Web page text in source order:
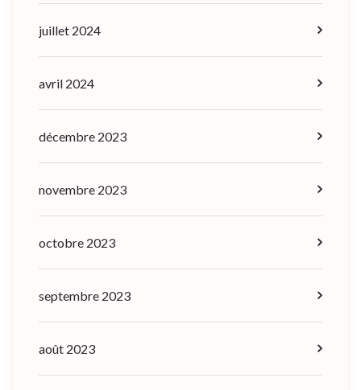
juillet 2024
avril 2024
décembre 2023
novembre 2023
octobre 2023
septembre 2023
août 2023